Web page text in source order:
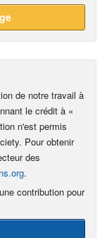
de notre travail à
le crédit à «
n'est permis
Pour obtenir
des
.
contribution pour